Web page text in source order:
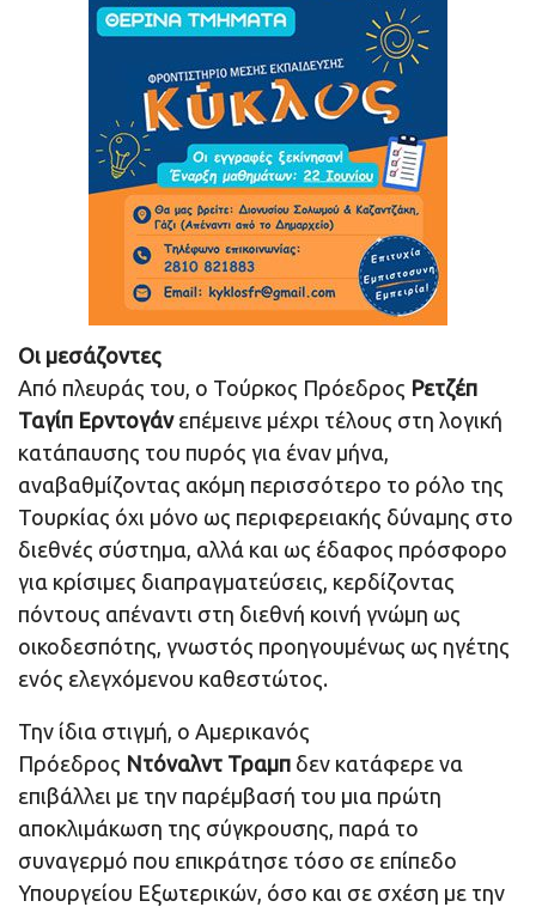
Οι μεσάζοντες
Από πλευράς του, ο Τούρκος Πρόεδρος Ρετζέπ
Ταγίπ Ερντογάνεπέμεινε μέχρι τέλους στη λογική
κατάπαυσης του πυρός για έναν μήνα,
αναβαθμίζοντας ακόμη περισσότερο το ρόλο της
Τουρκίας όχι μόνο ως περιφερειακής δύναμης στο
διεθνές σύστημα, αλλά και ως έδαφος πρόσφορο
για κρίσιμες διαπραγματεύσεις, κερδίζοντας
πόντους απέναντι στη διεθνή κοινή γνώμη ως
οικοδεσπότης, γνωστός προηγουμένως ως ηγέτης
ενός ελεγχόμενου καθεστώτος.
Την ίδια στιγμή, ο Αμερικανός
Πρόεδρος Ντόναλντ Τραμπ δεν κατάφερε να
επιβάλλει με την παρέμβασή του μια πρώτη
αποκλιμάκωση της σύγκρουσης, παρά το
συναγερμό που επικράτησε τόσο σε επίπεδο
Υπουργείου Εξωτερικών, όσο και σε σχέση με την